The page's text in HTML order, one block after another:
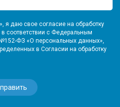
я даю свое согласие на обработку
соответствии с Федеральным
ФЗ «О персональных данных»,
в Согласии на обработку